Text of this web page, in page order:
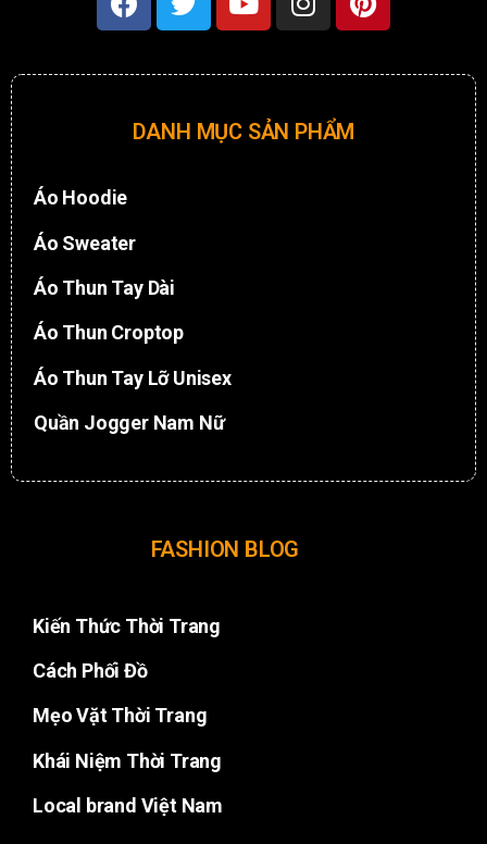
DANH MỤC SẢN PHẨM
Áo Hoodie
Áo Sweater
Áo Thun Tay Dài
Áo Thun Croptop
Áo Thun Tay Lỡ Unisex
Quần Jogger Nam Nữ
FASHION BLOG
Kiến Thức Thời Trang
Cách Phối Đồ
Mẹo Vặt Thời Trang
Khái Niệm Thời Trang
Local brand Việt Nam